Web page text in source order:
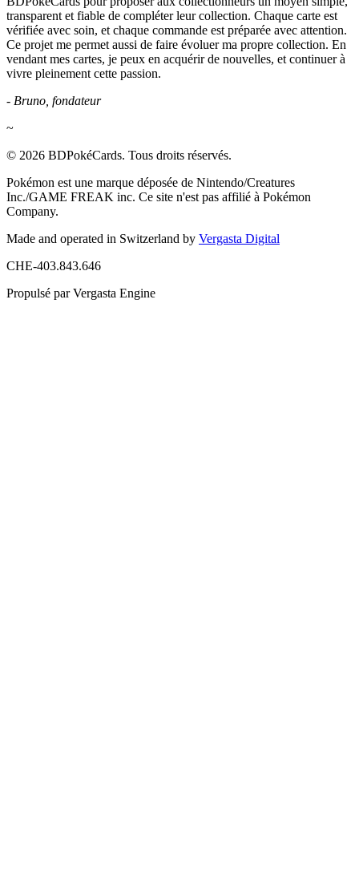
transparent et fiable de compléter leur collection. Chaque carte est
vérifiée avec soin, et chaque commande est préparée avec attention.
Ce projet me permet aussi de faire évoluer ma propre collection. En
vendant mes cartes, je peux en acquérir de nouvelles, et continuer à
vivre pleinement cette passion.
- Bruno, fondateur
~
© 2026 BDPokéCards. Tous droits réservés.
Pokémon est une marque déposée de Nintendo/Creatures
Inc./GAME FREAK inc. Ce site n'est pas affilié à Pokémon
Company.
Made and operated in Switzerland by Vergasta Digital
CHE-403.843.646
Propulsé par Vergasta Engine